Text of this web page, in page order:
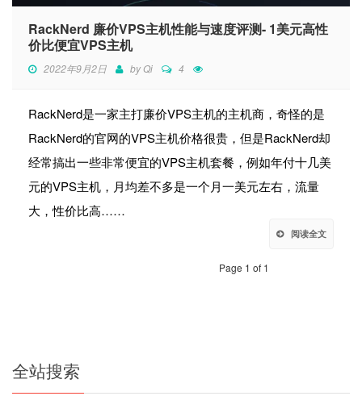
RackNerd 廉价VPS主机性能与速度评测- 1美元高性
价比便宜VPS主机
2022年9月2日 byQi 4
RackNerd是一家主打廉价VPS主机的主机商，奇怪的是
RackNerd的官网的VPS主机价格很贵，但是RackNerd却
经常搞出一些非常便宜的VPS主机套餐，例如年付十几美
元的VPS主机，月均差不多是一个月一美元左右，流量
大，性价比高……
阅读全文
Page 1 of 1
全站搜索